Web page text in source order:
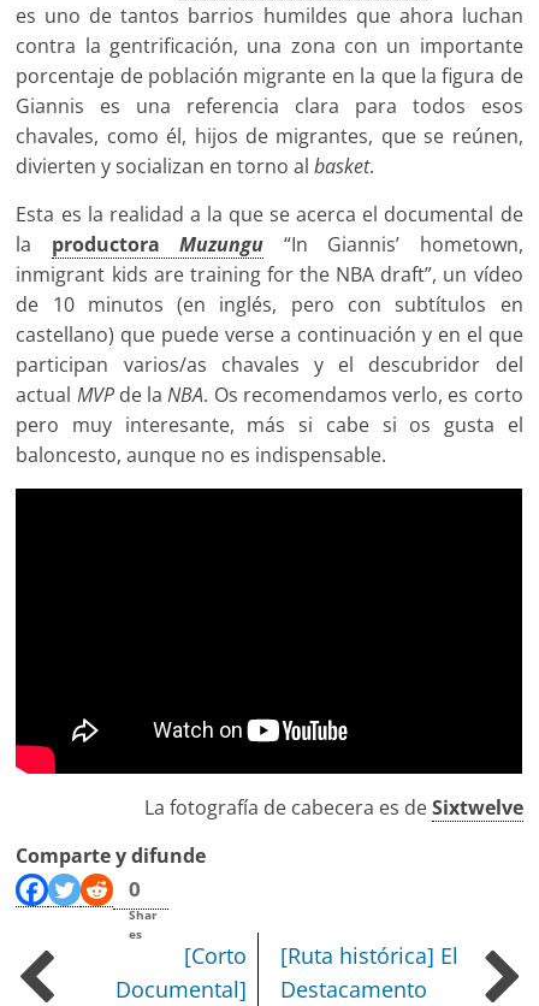
es uno de tantos barrios humildes que ahora luchan
contra la gentrificación, una zona con un importante
porcentaje de población migrante en la que la figura de
Giannis es una referencia clara para todos esos
chavales, como él, hijos de migrantes, que se reúnen,
divierten y socializan en torno albasket.
Esta es la realidad a la que se acerca el documental de
la productoraMuzungu “In Giannis’ hometown,
inmigrant kids are training for the NBA draft”, un vídeo
de 10 minutos (en inglés, pero con subtítulos en
castellano) que puede verse a continuación y en el que
participan varios/as chavales y el descubridor del
actual MVPde laNBA. Os recomendamos verlo, es corto
pero muy interesante, más si cabe si os gusta el
baloncesto, aunque no es indispensable.
La fotografía de cabecera es deSixtwelve
Comparte y difunde
0
Shar
es
[Corto
Documental]
[Ruta histórica] El
Destacamento